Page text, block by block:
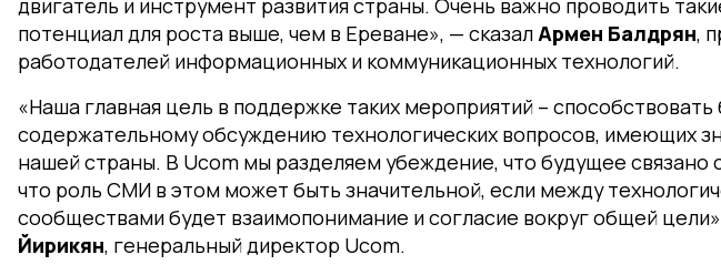
потенциал для роста выше, чем в Ереване», — сказал Армен Балдрян,
работодателей информационных и коммуникационных технологий.
«Наша главная цель в поддержке таких мероприятий –
содержательному обсуждению технологических вопросов, имеющих
нашей страны. В Ucom мы разделяем убеждение, что будущее связано
что роль СМИ в этом может быть значительной, если между
сообществами будет взаимопонимание и согласие вокруг общей
Йирикян, генеральный директор Ucom.